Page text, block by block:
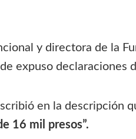
y directora de la
expuso declaraciones
en la descripción
16 mil presos”.